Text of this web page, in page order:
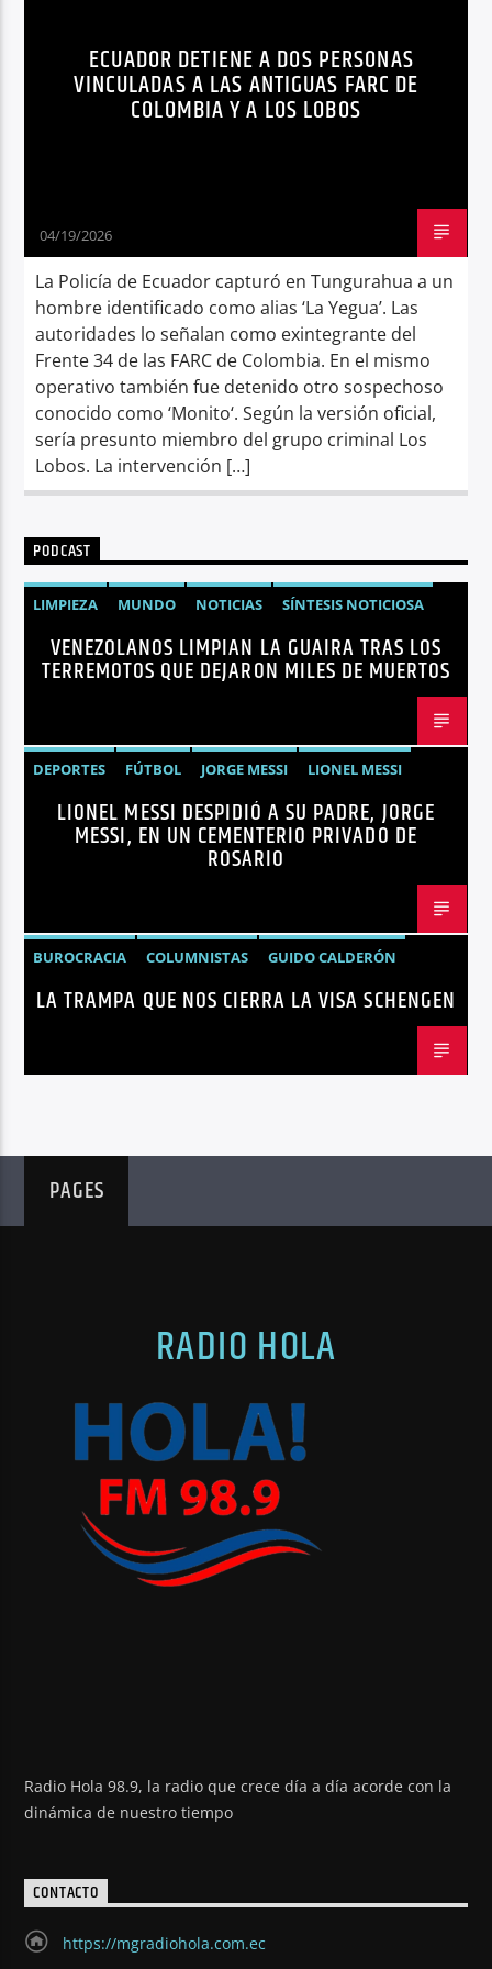
Radio holaECUADOR DETIENE A DOS PERSONAS
VINCULADAS A LAS ANTIGUAS FARC DE
COLOMBIA Y A LOS LOBOS
04/19/2026
La Policía de Ecuador capturó en Tungurahua a un
hombre identificado como alias ‘La Yegua’. Las
autoridades lo señalan como exintegrante del
Frente 34 de las FARC de Colombia. En el mismo
operativo también fue detenido otro sospechoso
conocido como ‘Monito‘. Según la versión oficial,
sería presunto miembro del grupo criminal Los
Lobos. La intervención […]
PODCAST
LIMPIEZA MUNDO NOTICIAS
SÍNTESIS NOTICIOSA
TERREMOTOS VENEZUELA
VENEZUELA
VENEZOLANOS LIMPIAN LA GUAIRA TRAS LOS
TERREMOTOS QUE DEJARON MILES DE MUERTOS
DEPORTES FÚTBOL JORGE MESSI
LIONEL MESSI
NOTICIAS
LIONEL MESSI DESPIDIÓ A SU PADRE, JORGE
MESSI, EN UN CEMENTERIO PRIVADO DE
ROSARIO
BUROCRACIA COLUMNISTAS
GUIDO CALDERÓN
LIBRE COMERCIO
NOTICIAS
NOTICIAS ECUADOR
LA TRAMPA QUE NOS CIERRA LA VISA SCHENGEN
PAGES
RADIO HOLA
Radio Hola 98.9, la radio que crece día a día acorde con la
dinámica de nuestro tiempo
CONTACTO
https://mgradiohola.com.ec